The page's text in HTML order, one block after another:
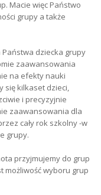
Macie więc Państwo
grupy a także
dziecka grupy
zaawansowania
na efekty nauki
się kilkaset dzieci,
i precyzyjnie
zaawansowania dla
cały rok szkolny -w
grupy.
przyjmujemy do grup
możliwość wyboru grup